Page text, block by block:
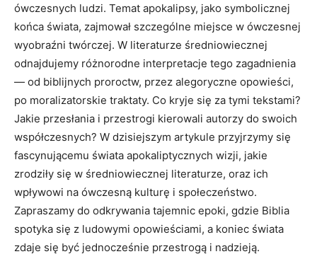
ówczesnych ludzi.‍ Temat apokalipsy, jako symbolicznej
końca świata,‌ zajmował szczególne miejsce w ówczesnej
‍wyobraźni twórczej. W literaturze‍ średniowiecznej
odnajdujemy różnorodne⁢ interpretacje tego zagadnienia
— od biblijnych ‌proroctw, przez alegoryczne‍ opowieści,
po moralizatorskie traktaty. Co kryje się za⁢ tymi tekstami?
Jakie przesłania i przestrogi‌ kierowali ‌autorzy do swoich
współczesnych? W dzisiejszym artykule⁤ przyjrzymy ⁢się
fascynującemu świata apokaliptycznych wizji,​ jakie
⁤zrodziły się w⁢ średniowiecznej literaturze, oraz⁤ ich
wpływowi na ówczesną kulturę i społeczeństwo.
Zapraszamy do odkrywania tajemnic epoki, gdzie Biblia‌
spotyka się z ludowymi opowieściami, a koniec świata
zdaje‍ się ⁢być jednocześnie przestrogą i nadzieją.